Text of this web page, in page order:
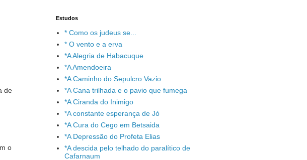
de
o
Estudos
* Como os judeus se...
* O vento e a erva
*A Alegria de Habacuque
*A Amendoeira
*A Caminho do Sepulcro Vazio
*A Cana trilhada e o pavio que fumega
*A Ciranda do Inimigo
*A constante esperança de Jó
*A Cura do Cego em Betsaida
*A Depressão do Profeta Elias
*A descida pelo telhado do paralítico de
Cafarnaum